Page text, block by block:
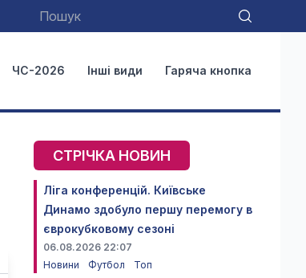
ЧС-2026 Інші види Гаряча кнопка
СТРІЧКА НОВИН
Ліга конференцій. Київське
Динамо здобуло першу перемогу в
єврокубковому сезоні
06.08.2026 22:07
Новини
Футбол Топ